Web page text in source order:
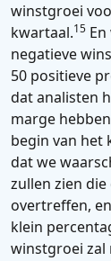
winstgroei
kwartaal.15
negatieve
50 positieve
dat analisten
marge
begin van het
dat we
zullen zien
overtreffen,
klein
winstgroei